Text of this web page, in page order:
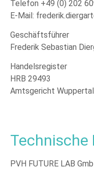
Telefon +49 (0) 202
E-Mail:
Geschäftsführer
Frederik Sebastian
Handelsregister
HRB 29493
Amtsgericht Wuppertal
Technische
PVH FUTURE LAB